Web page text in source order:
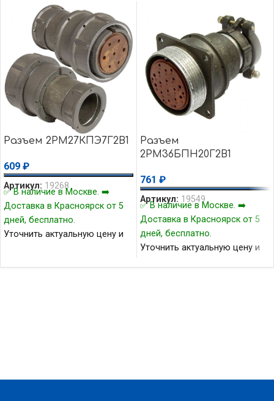
Разъем 2РМ27КПЭ7Г2В1
609 ₽
Артикул: 19268
✅ В наличие в Москве. ➡️
Доставка в Красноярск от 5
дней, бесплатно.
Уточнить актуальную цену и
Разъем
2РМ36БПН20Г2В1
761 ₽
Артикул: 19549
✅ В наличие в Москве. ➡️
Доставка в Красноярск от 5
дней, бесплатно.
Уточнить актуальную цену и